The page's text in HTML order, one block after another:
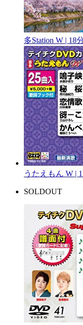
多Station W | 18
うたえもん W |
SOLDOUT